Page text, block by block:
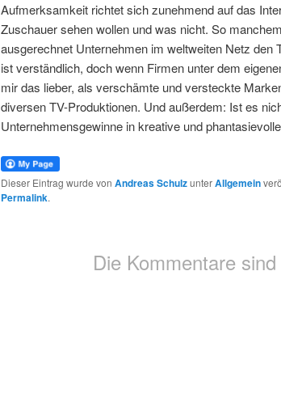
Aufmerksamkeit richtet sich zunehmend auf das
Zuschauer sehen wollen und was nicht. So
ausgerechnet Unternehmen im weltweiten Netz den
ist verständlich, doch wenn Firmen unter dem
mir das lieber, als verschämte und versteckte
diversen TV-Produktionen. Und außerdem: Ist es
Unternehmensgewinne in kreative und
Dieser Eintrag wurde von Andreas SchulzunterAllgemein
Permalink.
Die Kommentare